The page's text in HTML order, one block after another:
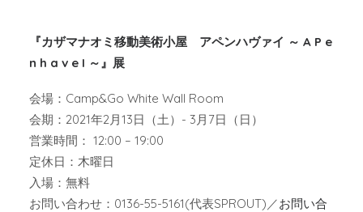
『カザマナオミ移動美術小屋 アペンハヴァイ ～ A P e
n h a v e I ～』展
会場：Camp&Go White Wall Room
会期：2021年2月13日（土）- 3月7日（日）
営業時間： 12:00 – 19:00
定休日：木曜日
入場：無料
お問い合わせ：0136-55-5161(代表SPROUT)／お問い合